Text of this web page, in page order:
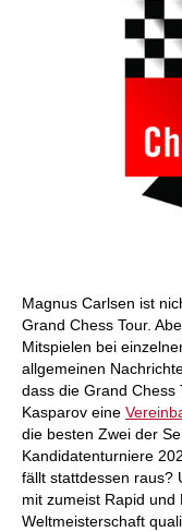
Magnus Carlsen ist
Grand Chess Tour.
Mitspielen bei
allgemeinen
dass die Grand Chess
Kasparov eine
die besten Zwei der
Kandidatenturniere
fällt stattdessen raus?
mit zumeist Rapid und
Weltmeisterschaft